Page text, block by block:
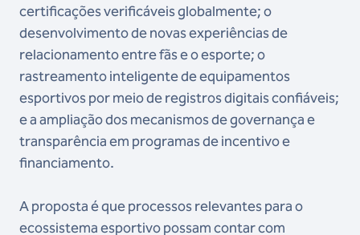
certificações verificáveis globalmente; o
desenvolvimento de novas experiências de
relacionamento entre fãs e o esporte; o
rastreamento inteligente de equipamentos
esportivos por meio de registros digitais confiáveis;
e a ampliação dos mecanismos de governança e
transparência em programas de incentivo e
financiamento.
A proposta é que processos relevantes para o
ecossistema esportivo possam contar com